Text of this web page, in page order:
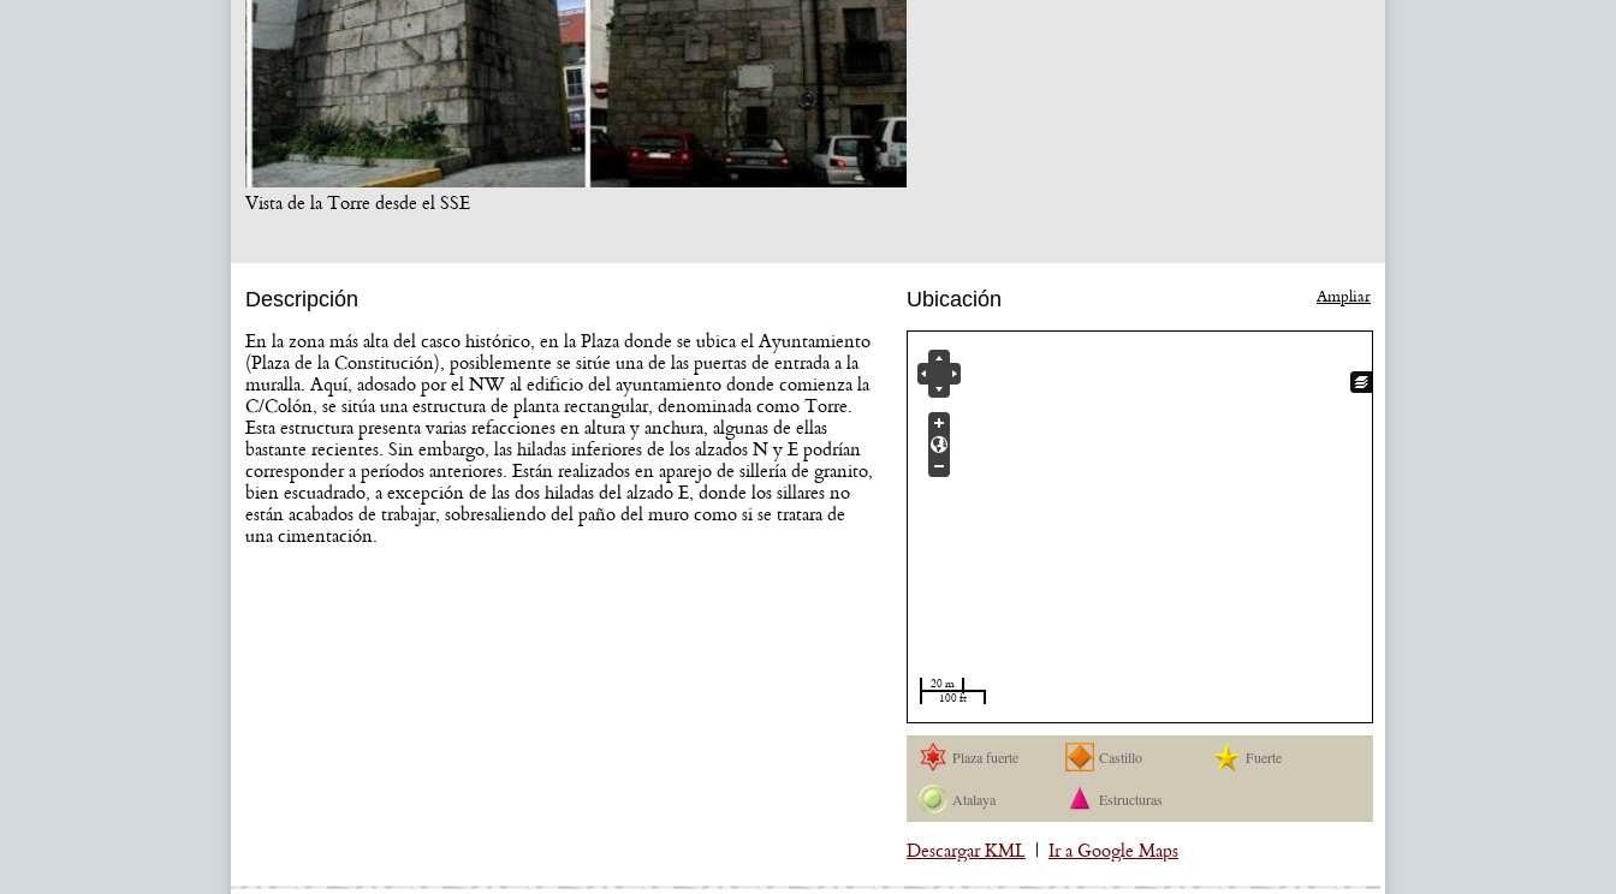
Vista de la Torre desde el SSE
Descripción
En la zona más alta del casco histórico, en la Plaza donde se ubica el Ayuntamiento
(Plaza de la Constitución), posiblemente se sitúe una de las puertas de entrada a la
muralla. Aquí, adosado por el NW al edificio del ayuntamiento donde comienza la
C/Colón, se sitúa una estructura de planta rectangular, denominada como Torre.
Esta estructura presenta varias refacciones en altura y anchura, algunas de ellas
bastante recientes. Sin embargo, las hiladas inferiores de los alzados N y E podrían
corresponder a períodos anteriores. Están realizados en aparejo de sillería de granito,
bien escuadrado, a excepción de las dos hiladas del alzado E, donde los sillares no
están acabados de trabajar, sobresaliendo del paño del muro como si se tratara de
una cimentación.
Ubicación Ampliar
20 m
100 ft
Plaza fuerte Castillo Fuerte
Atalaya Estructuras
Descargar KML | Ir a Google Maps